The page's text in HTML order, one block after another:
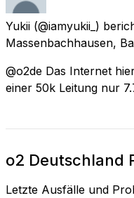
Yukii (@iamyukii_)
Massenbachhausen,
@o2de Das Internet
einer 50k Leitung nur
o2 Deutschland
Letzte Ausfälle und